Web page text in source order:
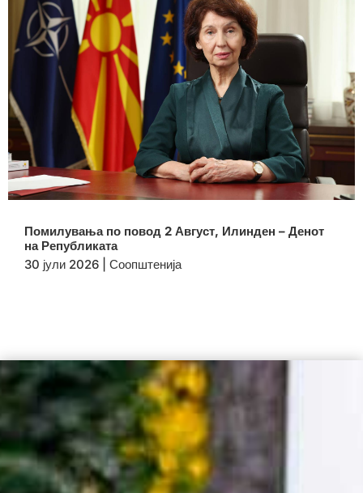
Помилувања по повод 2 Август, Илинден – Денот
на Републиката
30 јули 2026 |Соопштенија